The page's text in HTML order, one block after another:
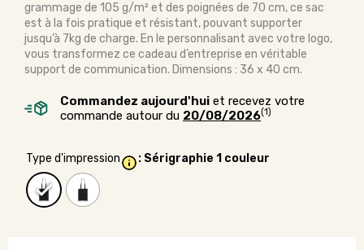
grammage de 105 g/m² et des poignées de 70 cm, ce sac
est à la fois pratique et résistant, pouvant supporter
jusqu’à 7kg de charge. En le personnalisant avec votre logo,
vous transformez ce cadeau d’entreprise en véritable
support de communication. Dimensions : 36 x 40 cm.
Commandez aujourd'hui et recevez votre
commande autour du 20/08/2026(1)
Type d'impression : Sérigraphie 1 couleur